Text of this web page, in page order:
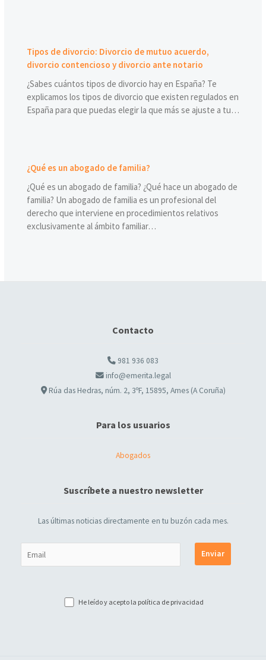
Tipos de divorcio: Divorcio de mutuo acuerdo,
divorcio contencioso y divorcio ante notario
¿Sabes cuántos tipos de divorcio hay en España? Te
explicamos los tipos de divorcio que existen regulados en
España para que puedas elegir la que más se ajuste a tu…
¿Qué es un abogado de familia?
¿Qué es un abogado de familia? ¿Qué hace un abogado de
familia? Un abogado de familia es un profesional del
derecho que interviene en procedimientos relativos
exclusivamente al ámbito familiar…
Contacto
981 936 083
info@emerita.legal
Rúa das Hedras, núm. 2, 3ºF, 15895, Ames (A Coruña)
Para los usuarios
Abogados
Suscríbete a nuestro newsletter
Las últimas noticias directamente en tu buzón cada mes.
He leído y acepto la política de privacidad